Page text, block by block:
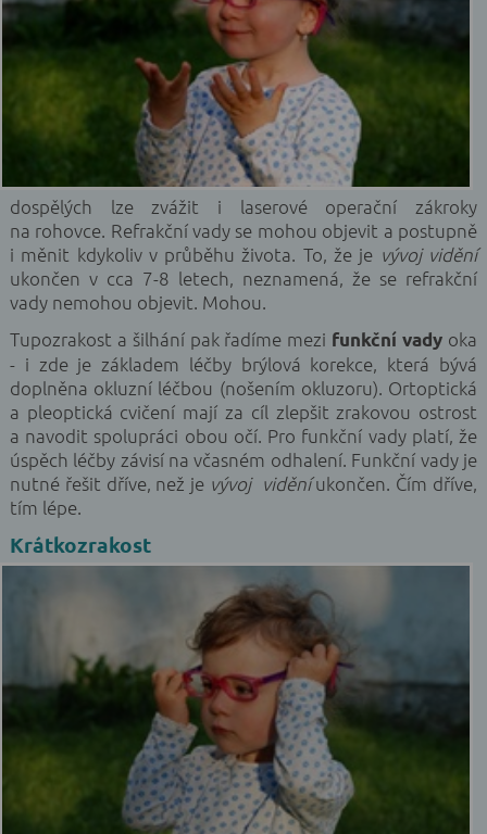
dospělých lze zvážit i laserové operační zákroky
na rohovce. Refrakční vady se mohou objevit a postupně
i měnit kdykoliv v průběhu života. To, že je vývoj vidění
ukončen v cca 7-8 letech, neznamená, že se refrakční
vady nemohou objevit. Mohou.
Tupozrakost a šilhání pak řadíme mezi funkční vady oka
- i zde je základem léčby brýlová korekce, která bývá
doplněna okluzní léčbou (nošením okluzoru). Ortoptická
a pleoptická cvičení mají za cíl zlepšit zrakovou ostrost
a navodit spolupráci obou očí. Pro funkční vady platí, že
úspěch léčby závisí na včasném odhalení. Funkční vady je
nutné řešit dříve, než je vývoj viděníukončen. Čím dříve,
tím lépe.
Krátkozrakost